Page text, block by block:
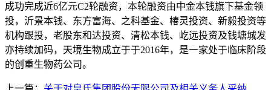
成功完成近6亿元C2轮融资，本轮融资由中金本钱旗下基金领
投，沂景本钱、东方富海、之科基金、椿灵投资、新毅投资等
机构跟投，老股东和达投资、清松本钱、屹远投资及钱塘城发
亦持续加码，天境生物成立于于2016年，是一家处于临床阶段
的创重生物药公司。